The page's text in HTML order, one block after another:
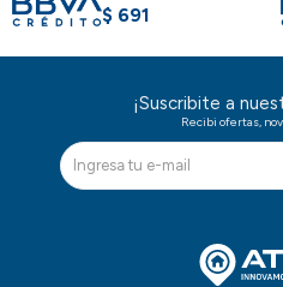
$ 691
¡Suscribite a
Recibi ofertas,